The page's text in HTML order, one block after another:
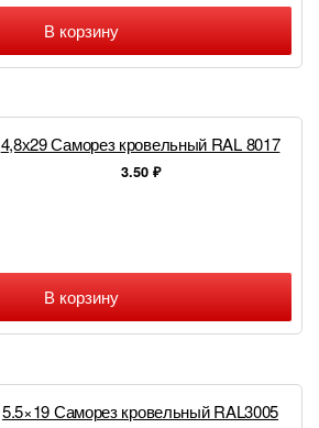
В корзину
4,8х29 Саморез кровельный RAL 8017
3.50 ₽
В корзину
5.5×19 Саморез кровельный RAL3005